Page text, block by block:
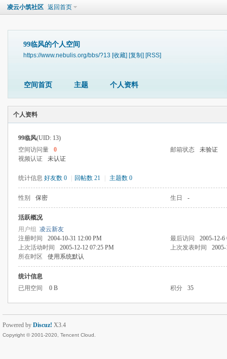
凌云小筑社区 返回首页
99临风的个人空间
https://www.nebulis.org/bbs/?13 [收藏] [复制] [RSS]
空间首页 主题 个人资料
个人资料
99临风(UID: 13)
空间访问量
0 邮箱状态
未验证
视频认证
未认证
统计信息 好友数 0 回帖数 21 主题数 0
性别 保密 生日 -
活跃概况
用户组 凌云新友
注册时间
2004-10-31 12:00 PM 最后访问
2005-12-6
上次活动时间
2005-12-12 07:25 PM 上次发表时间
所在时区
使用系统默认
统计信息
已用空间
0 B 积分 35
Powered by Discuz! X3.4
Copyright © 2001-2020, Tencent Cloud.